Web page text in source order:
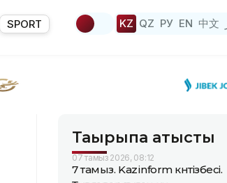
SPORT KZ QZ РУ EN 中文
Тақырыпқа қатысты
07 тамыз 2026, 08:12
7 тамыз. Kazinform күнтізбесі.